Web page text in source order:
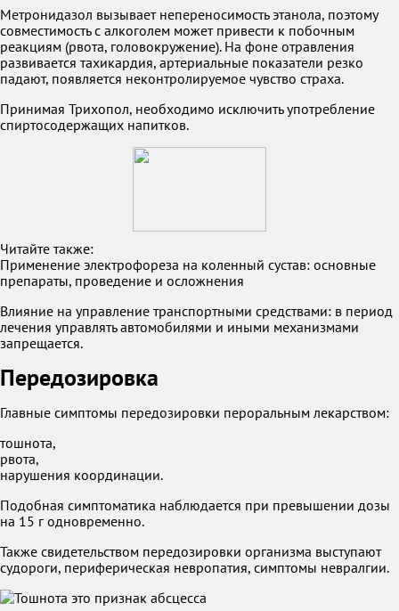
Метронидазол вызывает непереносимость этанола, поэтому
совместимость с алкоголем может привести к побочным
реакциям (рвота, головокружение). На фоне отравления
развивается тахикардия, артериальные показатели резко
падают, появляется неконтролируемое чувство страха.
Принимая Трихопол, необходимо исключить употребление
спиртосодержащих напитков.
Читайте также:
Применение электрофореза на коленный сустав: основные
препараты, проведение и осложнения
Влияние на управление транспортными средствами: в период
лечения управлять автомобилями и иными механизмами
запрещается.
Передозировка
Главные симптомы передозировки пероральным лекарством:
тошнота,
рвота,
нарушения координации.
Подобная симптоматика наблюдается при превышении дозы
на 15 г одновременно.
Также свидетельством передозировки организма выступают
судороги, периферическая невропатия, симптомы невралгии.